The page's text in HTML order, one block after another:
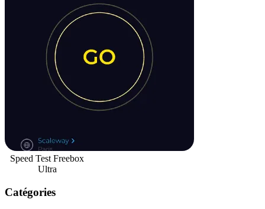
Speed Test Freebox
Ultra
Catégories